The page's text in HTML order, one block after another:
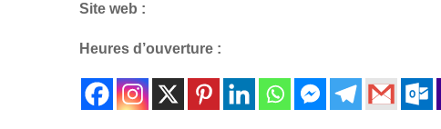
Site web :
Heures d’ouverture :